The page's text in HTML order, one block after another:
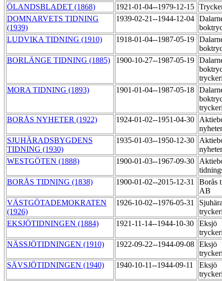
ÖLANDSBLADET (1868)
1921-01-04--1979-12-15
DOMNARVETS TIDNING
(1939)
1939-02-21--1944-12-04
LUDVIKA TIDNING (1910)
1918-01-04--1987-05-19
BORLÄNGE TIDNING (1885)
1900-10-27--1987-05-19
MORA TIDNING (1893)
1901-01-04--1987-05-18
BORÅS NYHETER (1922)
1924-01-02--1951-04-30
SJUHÄRADSBYGDENS
TIDNING (1930)
1935-01-03--1950-12-30
WESTGÖTEN (1888)
1900-01-03--1967-09-30
BORÅS TIDNING (1838)
1900-01-02--2015-12-31
Borås
AB
VÄSTGÖTADEMOKRATEN
(1926)
1926-10-02--1976-05-31
EKSJÖTIDNINGEN (1884)
1921-11-14--1944-10-30
Eksjö
NÄSSJÖTIDNINGEN (1910)
1922-09-22--1944-09-08 Eksjö
SÄVSJÖTIDNINGEN (1940)
1940-10-11--1944-09-11
Eksjö